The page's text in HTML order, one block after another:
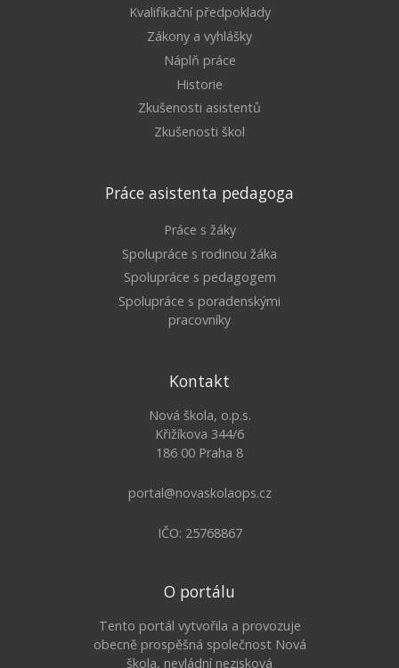
Kvalifikační předpoklady
Zákony a vyhlášky
Náplň práce
Historie
Zkušenosti asistentů
Zkušenosti škol
Práce asistenta pedagoga
Práce s žáky
Spolupráce s rodinou žáka
Spolupráce s pedagogem
Spolupráce s poradenskými
pracovníky
Kontakt
Nová škola, o.p.s.
Křižíkova 344/6
186 00 Praha 8
portal@novaskolaops.cz
IČO: 25768867
O portálu
Tento portál vytvořila a provozuje
obecně prospěšná společnost Nová
škola, nevládní nezisková